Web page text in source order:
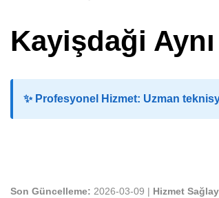
Kayişdaği
✨ Profesyonel Hizmet: Uzman
Son Güncelleme: 2026-03-09 | Hizmet